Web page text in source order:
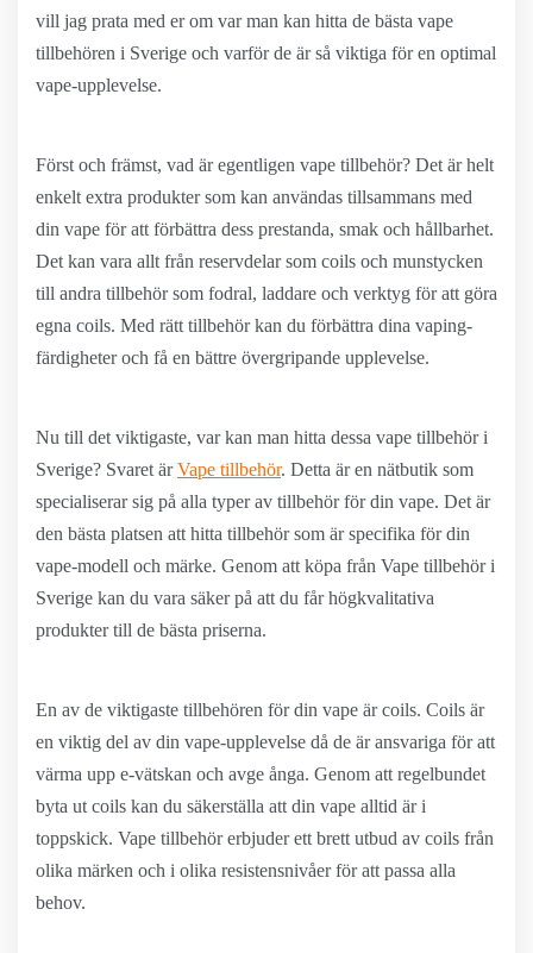
vill jag prata med er om var man kan hitta de bästa vape
tillbehören i Sverige och varför de är så viktiga för en optimal
vape-upplevelse.
Först och främst, vad är egentligen vape tillbehör? Det är helt
enkelt extra produkter som kan användas tillsammans med
din vape för att förbättra dess prestanda, smak och hållbarhet.
Det kan vara allt från reservdelar som coils och munstycken
till andra tillbehör som fodral, laddare och verktyg för att göra
egna coils. Med rätt tillbehör kan du förbättra dina vaping-
färdigheter och få en bättre övergripande upplevelse.
Nu till det viktigaste, var kan man hitta dessa vape tillbehör i
Sverige? Svaret ärVape tillbehör. Detta är en nätbutik som
specialiserar sig på alla typer av tillbehör för din vape. Det är
den bästa platsen att hitta tillbehör som är specifika för din
vape-modell och märke. Genom att köpa från Vape tillbehör i
Sverige kan du vara säker på att du får högkvalitativa
produkter till de bästa priserna.
En av de viktigaste tillbehören för din vape är coils. Coils är
en viktig del av din vape-upplevelse då de är ansvariga för att
värma upp e-vätskan och avge ånga. Genom att regelbundet
byta ut coils kan du säkerställa att din vape alltid är i
toppskick. Vape tillbehör erbjuder ett brett utbud av coils från
olika märken och i olika resistensnivåer för att passa alla
behov.